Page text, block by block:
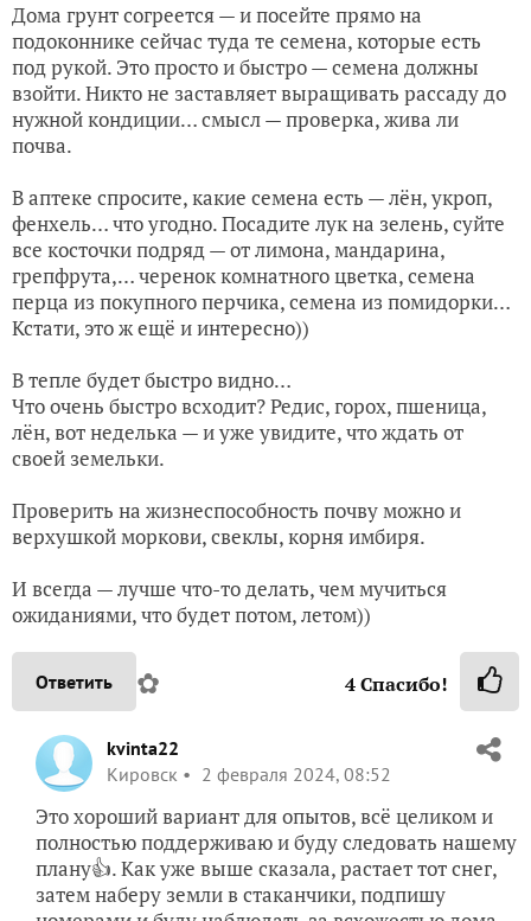
Дома грунт согреется — и посейте прямо на
подоконнике сейчас туда те семена, которые есть
под рукой. Это просто и быстро — семена должны
взойти. Никто не заставляет выращивать рассаду до
нужной кондиции… смысл — проверка, жива ли
почва.
В аптеке спросите, какие семена есть — лён, укроп,
фенхель… что угодно. Посадите лук на зелень, суйте
все косточки подряд — от лимона, мандарина,
грепфрута,… черенок комнатного цветка, семена
перца из покупного перчика, семена из помидорки…
Кстати, это ж ещё и интересно))
В тепле будет быстро видно…
Что очень быстро всходит? Редис, горох, пшеница,
лён, вот неделька — и уже увидите, что ждать от
своей земельки.
Проверить на жизнеспособность почву можно и
верхушкой моркови, свеклы, корня имбиря.
И всегда — лучше что-то делать, чем мучиться
ожиданиями, что будет потом, летом))
Ответить ✿ 4Спасибо!
kvinta22
Кировск
2 февраля 2024, 08:52
Это хороший вариант для опытов, всё целиком и
полностью поддерживаю и буду следовать нашему
плану👍. Как уже выше сказала, растает тот снег,
затем наберу земли в стаканчики, подпишу